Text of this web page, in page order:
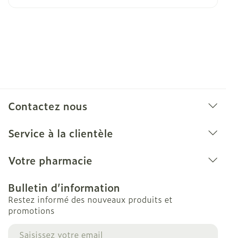
Amlodipine Teva"). • si vous êtes dialysé ou si
sanguine. En fonction de la machine utilisée,
adapté, • si vous avez des problèmes rénaux
rénal (sténose artérielle rénale).
Contactez nous
Service à la clientèle
Votre pharmacie
Bulletin d’information
Restez informé des nouveaux produits et
promotions
Adresse mail